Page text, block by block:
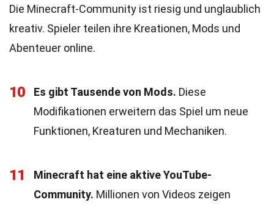
Die Minecraft-Community ist riesig und unglaublich
kreativ. Spieler teilen ihre Kreationen, Mods und
Abenteuer online.
10 Es gibt Tausende von Mods. Diese
Modifikationen erweitern das Spiel um neue
Funktionen, Kreaturen und Mechaniken.
11
Minecraft hat eine aktive YouTube-
Community. Millionen von Videos zeigen